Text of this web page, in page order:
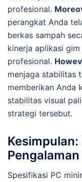
profesional.
perangkat Anda
berkas sampah
kinerja aplikasi
profesional.
menjaga stabilitas
memberikan Anda
stabilitas visual
strategi tersebut.
Spesifikasi PC